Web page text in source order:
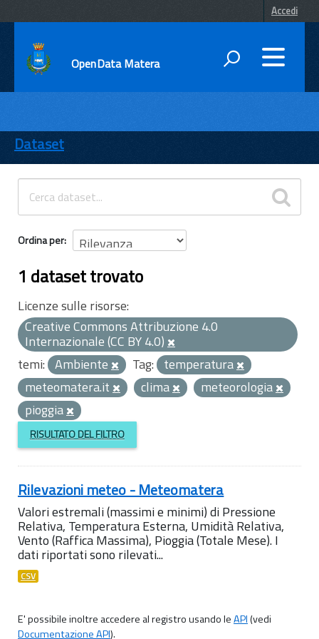
Accedi
OpenData Matera
ENTI
TEMI
INFORMAZIONI
Dataset
Ordina per
1 dataset trovato
Licenze sulle risorse:
Creative Commons Attribuzione 4.0
Internazionale (CC BY 4.0)
temi: Ambiente Tag: temperatura
meteomatera.it
clima
meteorologia
pioggia
RISULTATO DEL FILTRO
Rilevazioni meteo - Meteomatera
Valori estremali (massimi e minimi) di Pressione
Relativa, Temperatura Esterna, Umidità Relativa,
Vento (Raffica Massima), Pioggia (Totale Mese). I
dati riportati sono rilevati...
CSV
E' possibile inoltre accedere al registro usando leAPI(vedi
Documentazione API).